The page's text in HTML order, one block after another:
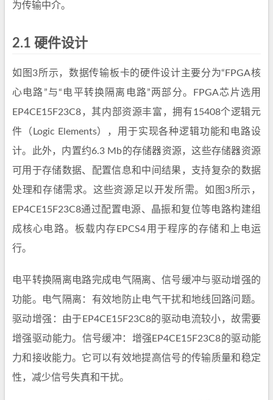
为传输中介。
2.1 硬件设计
如图3所示，数据传输板卡的硬件设计主要分为“FPGA核
心电路”与“电平转换隔离电路”两部分。FPGA芯片选用
EP4CE15F23C8，其内部资源丰富，拥有15408个逻辑元
件（Logic Elements），用于实现各种逻辑功能和电路设
计。此外，内置约6.3 Mb的存储器资源，这些存储器资源
可用于存储数据、配置信息和中间结果，支持复杂的数据
处理和存储需求。这些资源足以开发所需。如图3所示，
EP4CE15F23C8通过配置电源、晶振和复位等电路构建组
成核心电路。板载内存EPCS4用于程序的存储和上电运
行。
电平转换隔离电路完成电气隔离、信号缓冲与驱动增强的
功能。电气隔离：有效地防止电气干扰和地线回路问题。
驱动增强：由于EP4CE15F23C8的驱动电流较小，故需要
增强驱动能力。信号缓冲：增强EP4CE15F23C8的驱动能
力和接收能力。它可以有效地提高信号的传输质量和稳定
性，减少信号失真和干扰。